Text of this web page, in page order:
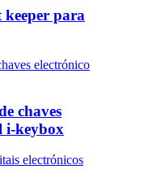
para
chaves
i-keybox